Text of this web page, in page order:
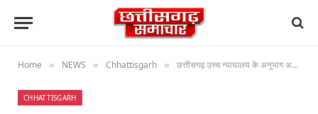
Home » NEWS » Chhattisgarh » छत्तीसगढ़ उच्च न्यायालय के अनुभाग अधिकारी श्रीमती चन्द्रकला ठाकुर का सम्मानजनक सेवानिवृत्ति समारोह संपन्न
CHHATTISGARH